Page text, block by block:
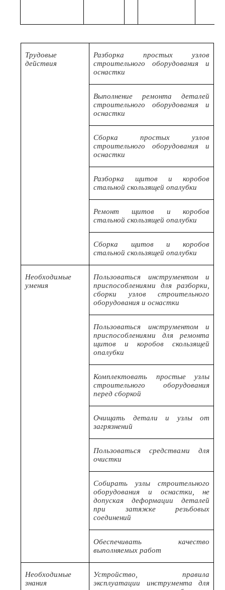
Трудовые
действия
Разборка простых узлов
строительного оборудования и
оснастки
Выполнение ремонта деталей
строительного оборудования и
оснастки
Сборка простых узлов
строительного оборудования и
оснастки
Разборка щитов и коробов
стальной скользящей опалубки
Ремонт щитов и коробов
стальной скользящей опалубки
Сборка щитов и коробов
стальной скользящей опалубки
Необходимые
умения
Пользоваться инструментом и
приспособлениями для разборки,
сборки узлов строительного
оборудования и оснастки
Пользоваться инструментом и
приспособлениями для ремонта
щитов и коробов скользящей
опалубки
Комплектовать простые узлы
строительного оборудования
перед сборкой
Очищать детали и узлы от
загрязнений
Пользоваться средствами для
очистки
Собирать узлы строительного
оборудования и оснастки, не
допуская деформации деталей
при затяжке резьбовых
соединений
Обеспечивать качество
выполняемых работ
Необходимые
знания
Устройство, правила
эксплуатации инструмента для